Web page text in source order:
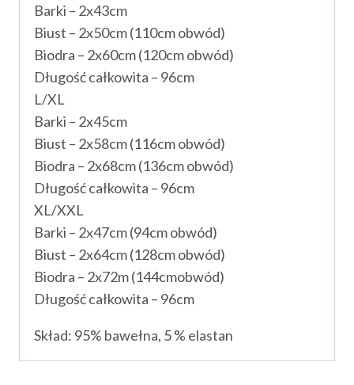
Barki – 2x43cm
Biust – 2x50cm (110cm obwód)
Biodra – 2x60cm (120cm obwód)
Długość całkowita – 96cm
L/XL
Barki – 2x45cm
Biust – 2x58cm (116cm obwód)
Biodra – 2x68cm (136cm obwód)
Długość całkowita – 96cm
XL/XXL
Barki – 2x47cm (94cm obwód)
Biust – 2x64cm (128cm obwód)
Biodra – 2x72m (144cmobwód)
Długość całkowita – 96cm
Skład: 95% bawełna, 5 % elastan